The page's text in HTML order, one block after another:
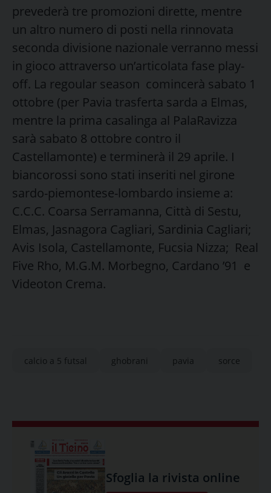
prevederà tre promozioni dirette, mentre
un altro numero di posti nella rinnovata
seconda divisione nazionale verranno messi
in gioco attraverso un’articolata fase play-
off. La regoular season comincerà sabato 1
ottobre (per Pavia trasferta sarda a Elmas,
mentre la prima casalinga al PalaRavizza
sarà sabato 8 ottobre contro il
Castellamonte) e terminerà il 29 aprile. I
biancorossi sono stati inseriti nel girone
sardo-piemontese-lombardo insieme a:
C.C.C. Coarsa Serramanna, Città di Sestu,
Elmas, Jasnagora Cagliari, Sardinia Cagliari;
Avis Isola, Castellamonte, Fucsia Nizza; Real
Five Rho, M.G.M. Morbegno, Cardano ’91 e
Videoton Crema.
calcio a 5 futsal ghobrani pavia sorce
Sfoglia la rivista online